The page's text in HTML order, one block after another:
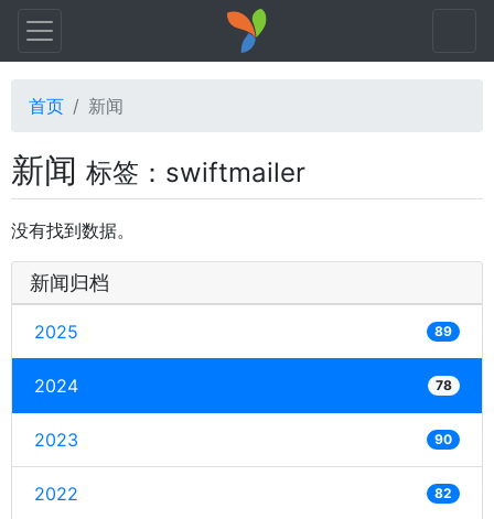
首页 新闻
新闻 标签：swiftmailer
没有找到数据。
新闻归档
2025 89
2024 78
2023 90
2022 82